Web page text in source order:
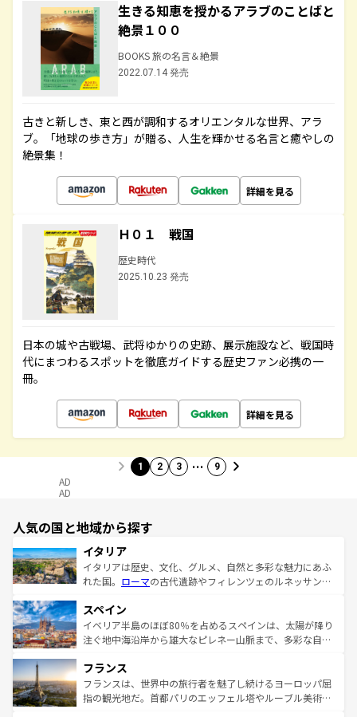
生きる知恵を授かるアラブのことばと
絶景１００
BOOKS 旅の名言＆絶景
2022.07.14 発売
古きと新しき、東と西が調和するオリエンタルな世界、アラ
ブ。「地球の歩き方」が贈る、人生を輝かせる名言と癒やしの
絶景集！
詳細を見る
Ｈ０１ 戦国
歴史時代
2025.10.23 発売
日本の城や古戦場、武将ゆかりの史跡、展示施設など、戦国時
代にまつわるスポットを徹底ガイドする歴史ファン必携の一
冊。
詳細を見る
1 2 3 … 9
AD
AD
人気の国と地域から探す
イタリア
イタリアは歴史、文化、グルメ、自然と多彩な魅力にあふ
れた国。 ローマの古代遺跡やフィレンツェのルネッサンス
ろん、トスカーナの美しい田園風景やアマルフィ海岸の絶
景など、自然景観も見逃せない。観光の合間には、本場の
ピザやパスタなど、絶品のイタリア料理を堪能することも
ませてくれるイタリアで、忘れられない旅をしてみよう！
なお、新着のイタリア情報はコンテンツ一覧 を参照してほ
しい。
スペイン
イベリア半島のほぼ80％を占めるスペインは、太陽が降り
注ぐ地中海沿岸から雄大なピレネー山脈まで、多彩な自然
文化が根付くこの国では、情熱的なフラメンコ、熱気あふ
れる闘牛、そして美味しいタパスが生活の一部となってい
る。首都マドリードの洗練された雰囲気や、バルセロナの
フランス
フランスは、世界中の旅行者を魅了し続けるヨーロッパ屈
指の観光地だ。首都パリのエッフェル塔やルーブル美術館